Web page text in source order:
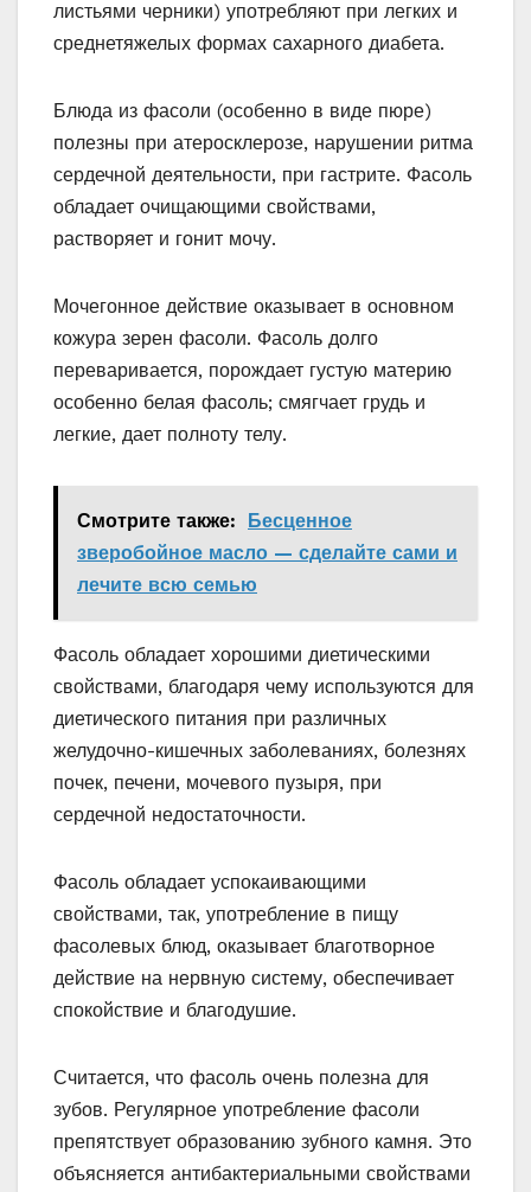
листьями черники) употребляют при легких и
среднетяжелых формах сахарного диабета.
Блюда из фасоли (особенно в виде пюре)
полезны при атеросклерозе, нарушении ритма
сердечной деятельности, при гастрите. Фасоль
обладает очищающими свойствами,
растворяет и гонит мочу.
Мочегонное действие оказывает в основном
кожура зерен фасоли. Фасоль долго
переваривается, порождает густую материю
особенно белая фасоль; смягчает грудь и
легкие, дает полноту телу.
Смотрите также:
Бесценное
зверобойное масло — сделайте сами и
лечите всю семью
Фасоль обладает хорошими диетическими
свойствами, благодаря чему используются для
диетического питания при различных
желудочно-кишечных заболеваниях, болезнях
почек, печени, мочевого пузыря, при
сердечной недостаточности.
Фасоль обладает успокаивающими
свойствами, так, употребление в пищу
фасолевых блюд, оказывает благотворное
действие на нервную систему, обеспечивает
спокойствие и благодушие.
Считается, что фасоль очень полезна для
зубов. Регулярное употребление фасоли
препятствует образованию зубного камня. Это
объясняется антибактериальными свойствами